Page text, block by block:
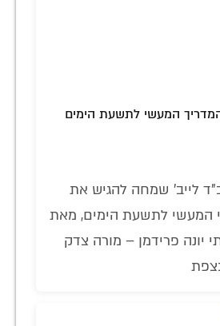
המדריך המעשי לתשעת הימים
לייב' שמחה להגיש את
המעשי לתשעת הימים, מאת
יונה פרידמן – מורה צדק